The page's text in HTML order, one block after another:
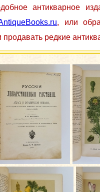
антикварное
, или
редкие